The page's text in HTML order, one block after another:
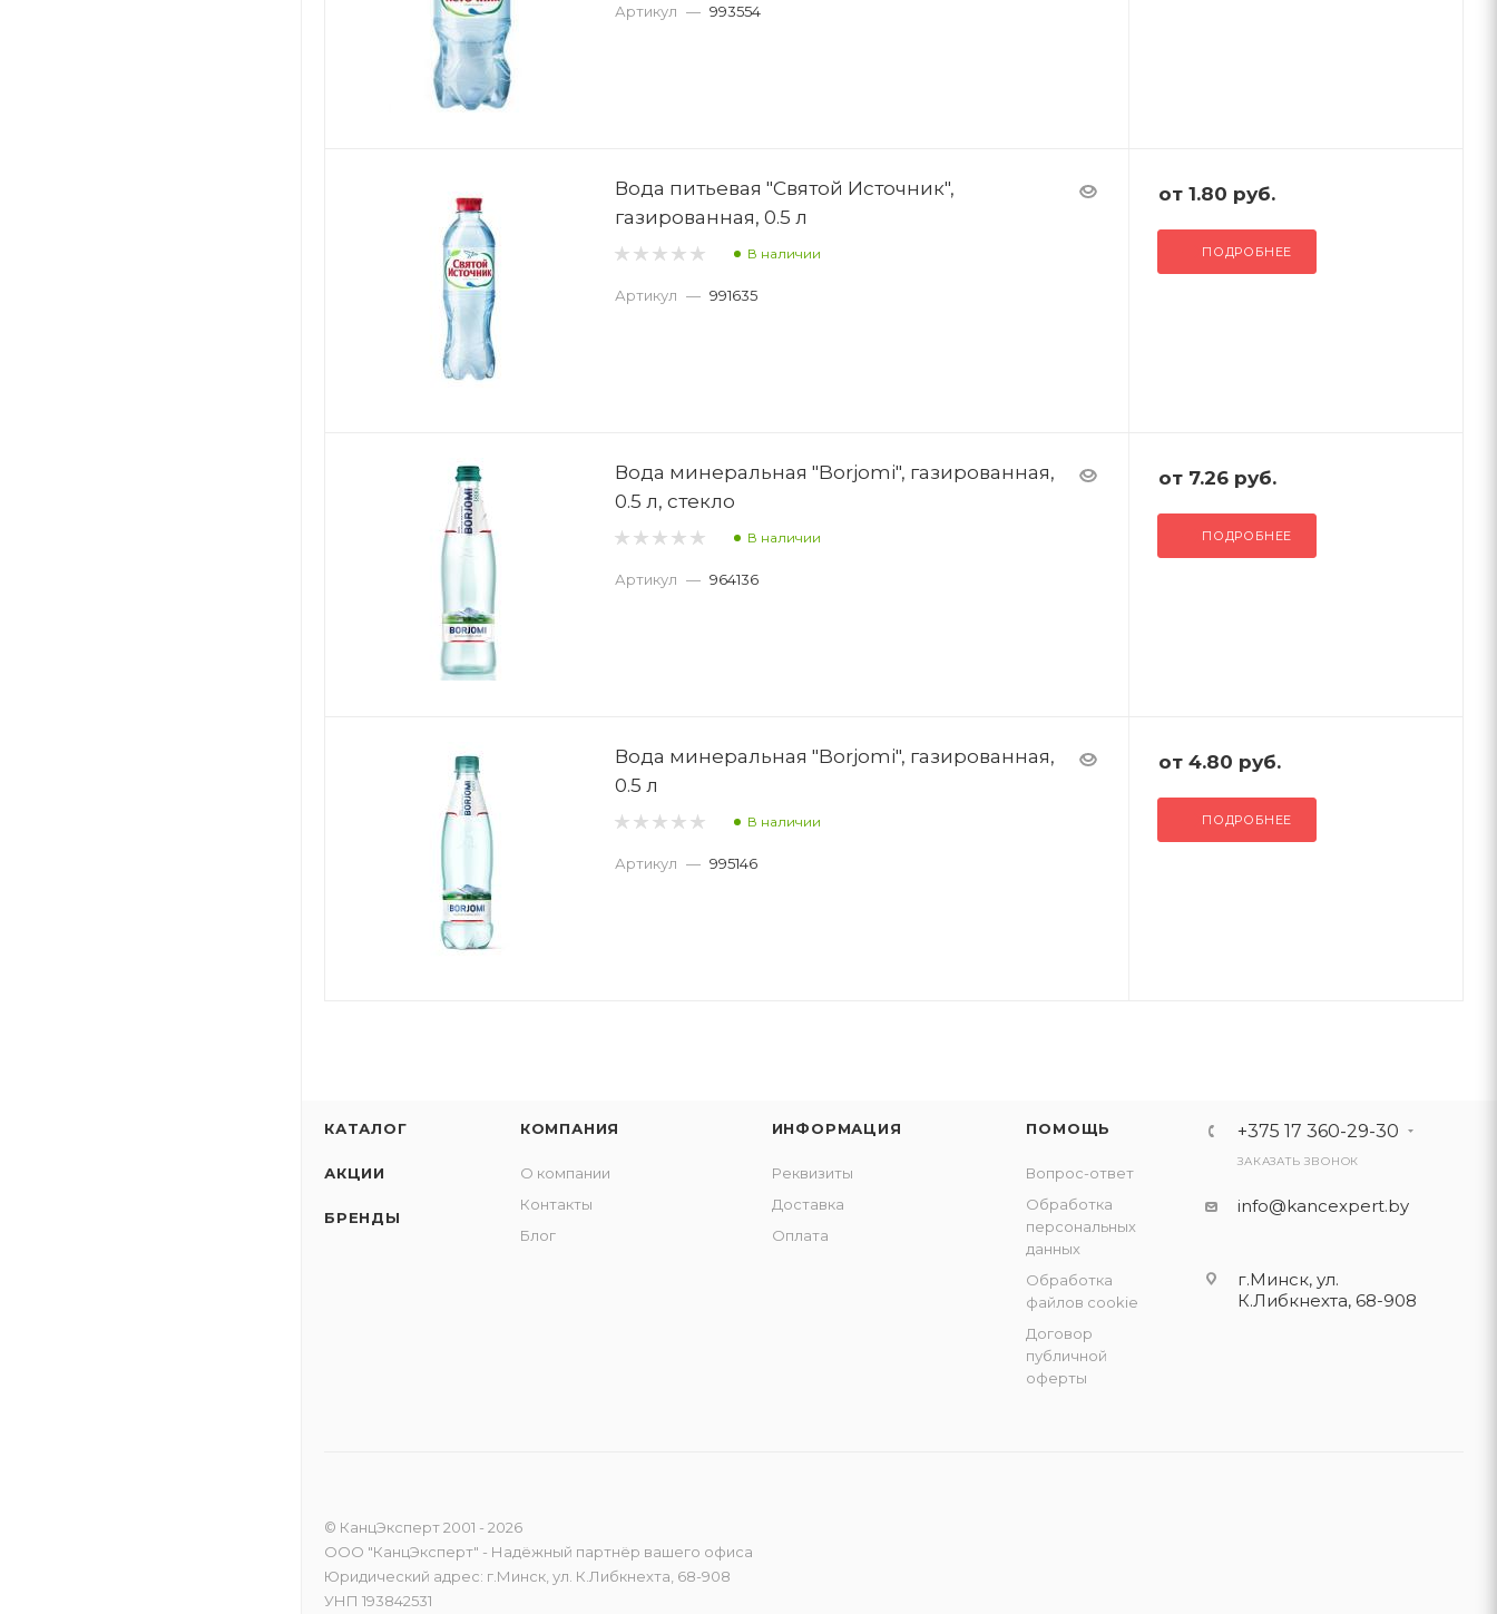
Артикул — 993554
Вода питьевая "Святой Источник",
газированная, 0.5 л
В наличии
Артикул — 991635
от 1.80 руб.
ПОДРОБНЕЕ
Вода минеральная "Borjomi", газированная,
0.5 л, стекло
В наличии
Артикул — 964136
от 7.26 руб.
ПОДРОБНЕЕ
Вода минеральная "Borjomi", газированная,
0.5 л
В наличии
Артикул — 995146
от 4.80 руб.
ПОДРОБНЕЕ
КАТАЛОГ
АКЦИИ
БРЕНДЫ
КОМПАНИЯ
О компании
Контакты
Блог
ИНФОРМАЦИЯ
Реквизиты
Доставка
Оплата
ПОМОЩЬ
Вопрос-ответ
Обработка
персональных
данных
Обработка
файлов cookie
Договор
публичной
оферты
+375 17 360-29-30
ЗАКАЗАТЬ ЗВОНОК
info@kancexpert.by
г.Минск, ул.
К.Либкнехта, 68-908
© КанцЭксперт 2001 - 2026
ООО "КанцЭксперт" - Надёжный партнёр вашего офиса
Юридический адрес: г.Минск, ул. К.Либкнехта, 68-908
УНП 193842531